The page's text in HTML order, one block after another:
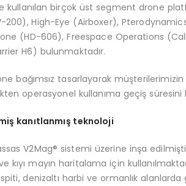
kullanılan birçok üst segment drone
200), High-Eye (Airboxer),
(HD-606), Freespace Operations
H6) bulunmaktadır.
bağımsız tasarlayarak
operasyonel kullanıma geçiş süresini
kanıtlanmış teknoloji
V2Mag® sistemi üzerine inşa
kıyı mayın haritalama için
denizaltı harbi ve ormanlık